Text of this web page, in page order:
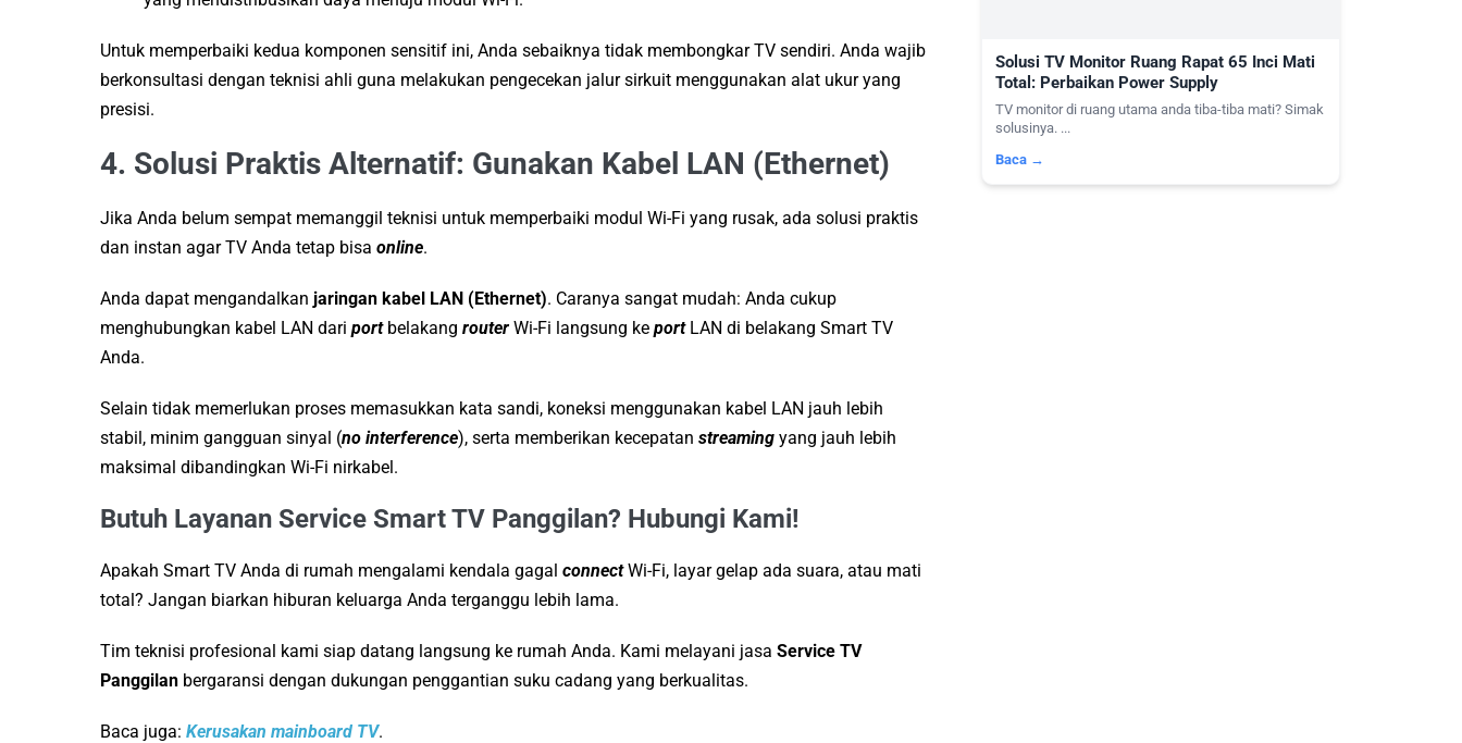
Untuk memperbaiki kedua komponen sensitif ini, Anda sebaiknya tidak membongkar TV sendiri. Anda wajib
berkonsultasi dengan teknisi ahli guna melakukan pengecekan jalur sirkuit menggunakan alat ukur yang
presisi.
4. Solusi Praktis Alternatif: Gunakan Kabel LAN (Ethernet)
Jika Anda belum sempat memanggil teknisi untuk memperbaiki modul Wi-Fi yang rusak, ada solusi praktis
dan instan agar TV Anda tetap bisa online.
Anda dapat mengandalkan jaringan kabel LAN (Ethernet). Caranya sangat mudah: Anda cukup
menghubungkan kabel LAN dari portbelakang router Wi-Fi langsung ke portLAN di belakang Smart TV
Anda.
Selain tidak memerlukan proses memasukkan kata sandi, koneksi menggunakan kabel LAN jauh lebih
stabil, minim gangguan sinyal (no interference), serta memberikan kecepatan streaming yang jauh lebih
maksimal dibandingkan Wi-Fi nirkabel.
Butuh Layanan Service Smart TV Panggilan? Hubungi Kami!
Apakah Smart TV Anda di rumah mengalami kendala gagal connectWi-Fi, layar gelap ada suara, atau mati
total? Jangan biarkan hiburan keluarga Anda terganggu lebih lama.
Tim teknisi profesional kami siap datang langsung ke rumah Anda. Kami melayani jasa Service TV
Panggilan bergaransi dengan dukungan penggantian suku cadang yang berkualitas.
Baca juga: Kerusakan mainboard TV.
Solusi TV Monitor Ruang Rapat 65 Inci Mati
Total: Perbaikan Power Supply
TV monitor di ruang utama anda tiba-tiba mati? Simak
solusinya. ...
Baca →